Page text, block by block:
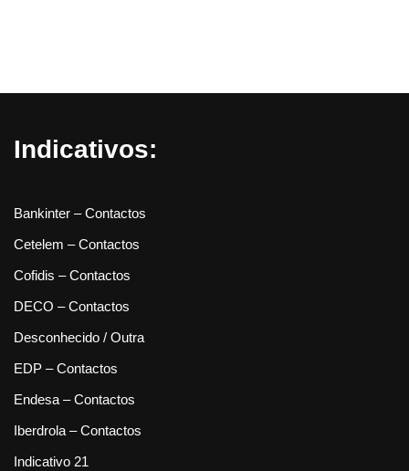
Indicativos:
Bankinter – Contactos
Cetelem – Contactos
Cofidis – Contactos
DECO – Contactos
Desconhecido / Outra
EDP – Contactos
Endesa – Contactos
Iberdrola – Contactos
Indicativo 21